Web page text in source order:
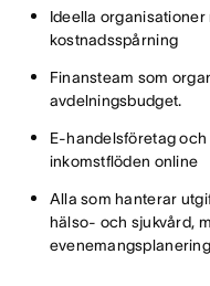
Ideella
kostnadsspårning
Finansteam som
avdelningsbudget.
E-handelsföretag
inkomstflöden online
Alla som hanterar
hälso- och sjukvård,